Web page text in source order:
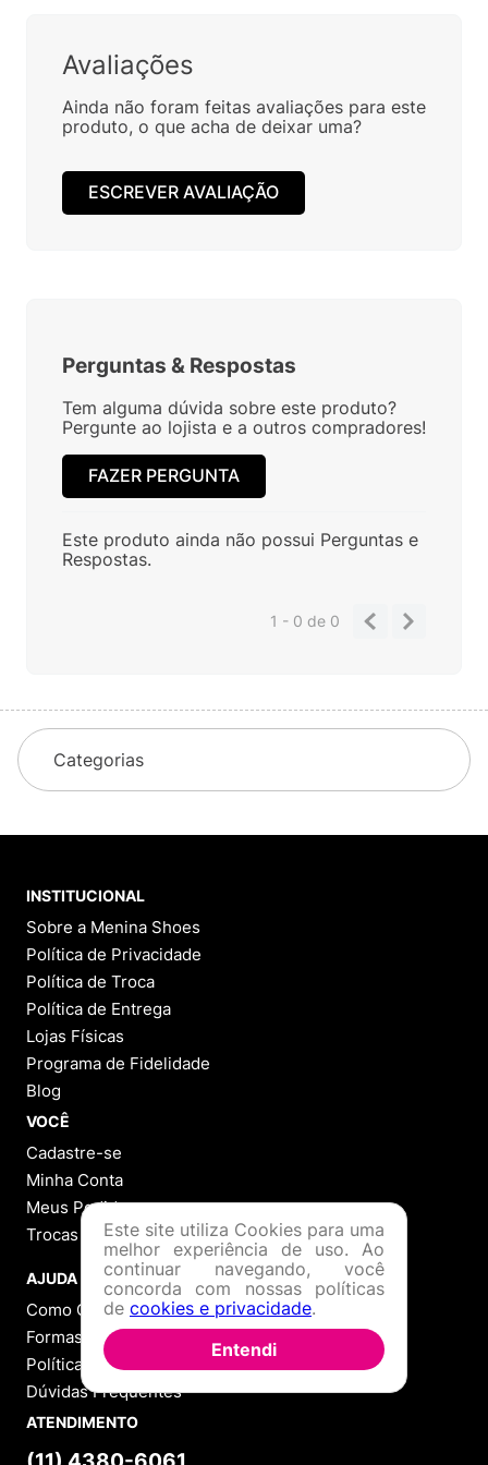
Avaliações
Ainda não foram feitas avaliações para este
produto, o que acha de deixar uma?
ESCREVER AVALIAÇÃO
Perguntas & Respostas
Tem alguma dúvida sobre este produto?
Pergunte ao lojista e a outros compradores!
FAZER PERGUNTA
Este produto ainda não possui Perguntas e
Respostas.
1 - 0de 0
Categorias
INSTITUCIONAL
Sobre a Menina Shoes
Política de Privacidade
Política de Troca
Política de Entrega
Lojas Físicas
Programa de Fidelidade
Blog
VOCÊ
Cadastre-se
Minha Conta
Meus Pedidos
Trocas e Devoluções
AJUDA
Como Comprar
Formas de Pagamento
Política de Troca
Dúvidas Frequentes
ATENDIMENTO
Este site utiliza Cookies para uma
melhor experiência de uso. Ao
continuar navegando, você
concorda com nossas políticas
de cookies e privacidade.
Entendi